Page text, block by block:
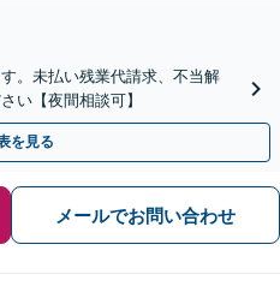
。未払い残業代請求、不当解
い【夜間相談可】
を見る
メールでお問い合わせ